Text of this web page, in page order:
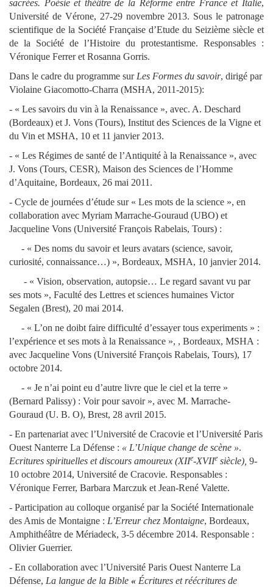
sacrées. Poésie et théâtre de la Réforme entre France et Italie,
Université de Vérone, 27-29 novembre 2013. Sous le patronage
scientifique de la Société Française d’Etude du Seizième siècle et
de la Société de l’Histoire du protestantisme. Responsables :
Véronique Ferrer et Rosanna Gorris.
Dans le cadre du programme sur Les Formes du savoir, dirigé par
Violaine Giacomotto-Charra (MSHA, 2011-2015):
- « Les savoirs du vin à la Renaissance », avec. A. Deschard
(Bordeaux) et J. Vons (Tours), Institut des Sciences de la Vigne et
du Vin et MSHA, 10 et 11 janvier 2013.
- « Les Régimes de santé de l’Antiquité à la Renaissance », avec
J. Vons (Tours, CESR), Maison des Sciences de l’Homme
d’Aquitaine, Bordeaux, 26 mai 2011.
- Cycle de journées d’étude sur « Les mots de la science », en
collaboration avec Myriam Marrache-Gouraud (UBO) et
Jacqueline Vons (Université François Rabelais, Tours) :
- « Des noms du savoir et leurs avatars (science, savoir,
curiosité, connaissance…) », Bordeaux, MSHA, 10 janvier 2014.
- « Vision, observation, autopsie… Le regard savant vu par
ses mots », Faculté des Lettres et sciences humaines Victor
Segalen (Brest), 20 mai 2014.
- « L’on ne doibt faire difficulté d’essayer tous experiments » :
l’expérience et ses mots à la Renaissance », , Bordeaux, MSHA :
avec Jacqueline Vons (Université François Rabelais, Tours), 17
octobre 2014.
- « Je n’ai point eu d’autre livre que le ciel et la terre »
(Bernard Palissy) : Voir pour savoir », avec M. Marrache-
Gouraud (U. B. O), Brest, 28 avril 2015.
- En partenariat avec l’Université de Cracovie et l’Université Paris
Ouest Nanterre La Défense : « L’Unique change de scène ».
Ecritures spirituelles et discours amoureux (XIIe-XVIIe siècle), 9-
10 octobre 2014, Université de Cracovie. Responsables :
Véronique Ferrer, Barbara Marczuk et Jean-René Valette.
- Participation au colloque organisé par la Société Internationale
des Amis de Montaigne : L’Erreur chez Montaigne, Bordeaux,
Amphithéâtre de Mériadeck, 3-5 décembre 2014. Responsable :
Olivier Guerrier.
- En collaboration avec l’Université Paris Ouest Nanterre La
Défense, La langue de la Bible « Écritures et réécritures de